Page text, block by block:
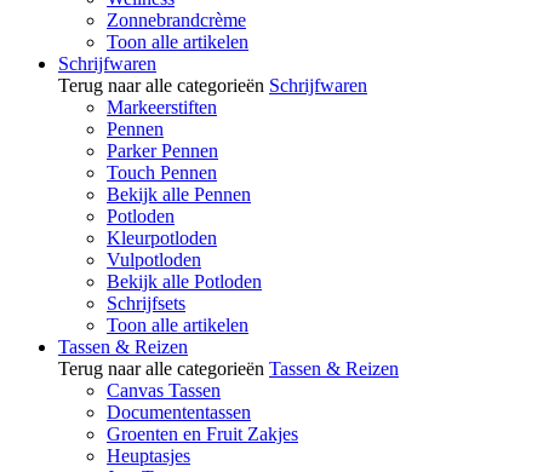
Zonnebrandcrème
Toon alle artikelen
Schrijfwaren
Terug naar alle categorieën Schrijfwaren
Markeerstiften
Pennen
Parker Pennen
Touch Pennen
Bekijk alle Pennen
Potloden
Kleurpotloden
Vulpotloden
Bekijk alle Potloden
Schrijfsets
Toon alle artikelen
Tassen & Reizen
Terug naar alle categorieën Tassen & Reizen
Canvas Tassen
Documententassen
Groenten en Fruit Zakjes
Heuptasjes